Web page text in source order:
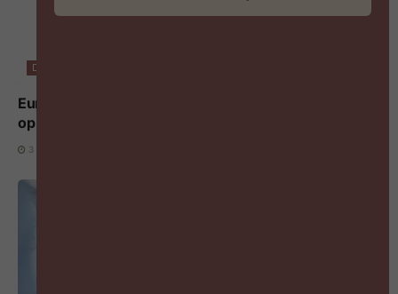
DIGITALISERING EN AI
Europese AI Act: nieuwe transparantieregels voor AI
op het werk gelden vanaf 3 augustus 2026
3 AUGUSTUS 2026